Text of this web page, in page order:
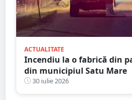
ACTUALITATE
Incendiu la o fabrică din
din municipiul Satu Mare
30 iulie 2026